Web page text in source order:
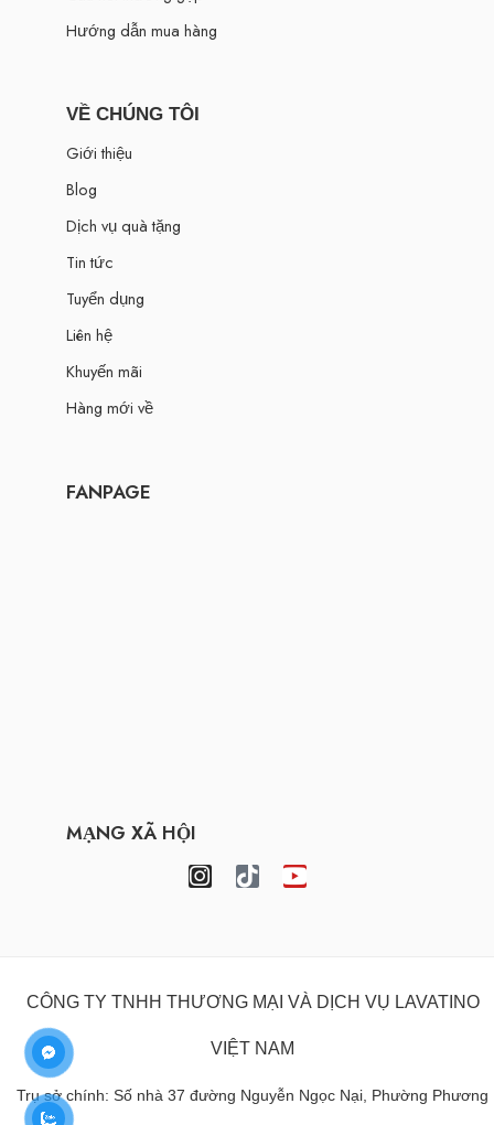
Hướng dẫn mua hàng
VỀ CHÚNG TÔI
Giới thiệu
Blog
Dịch vụ quà tặng
Tin tức
Tuyển dụng
Liên hệ
Khuyến mãi
Hàng mới về
FANPAGE
MẠNG XÃ HỘI
CÔNG TY TNHH THƯƠNG MẠI VÀ DỊCH VỤ LAVATINO
VIỆT NAM
Trụ sở chính: Số nhà 37 đường Nguyễn Ngọc Nại, Phường Phương